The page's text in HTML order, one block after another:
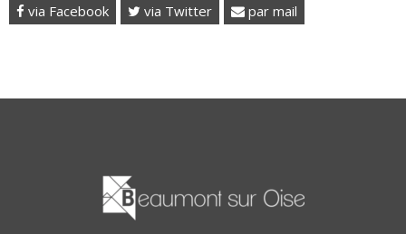
via Facebook via Twitter par mail